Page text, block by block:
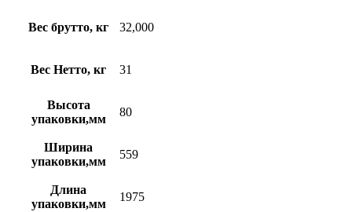
Вес брутто, кг 32,000
Вес Нетто, кг 31
Высота
упаковки,мм
80
Ширина
упаковки,мм
559
Длина
упаковки,мм
1975